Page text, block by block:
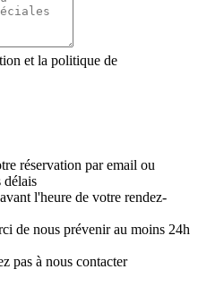
et la politique de
réservation par email ou
délais
l'heure de votre rendez-
de nous prévenir au moins 24h
pas à nous contacter